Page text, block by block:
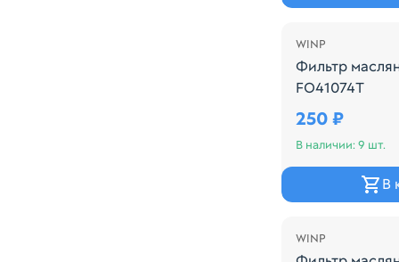
WINP
Фильтр
FO41074T
250 ₽
В наличии: 9 шт.
В
WINP